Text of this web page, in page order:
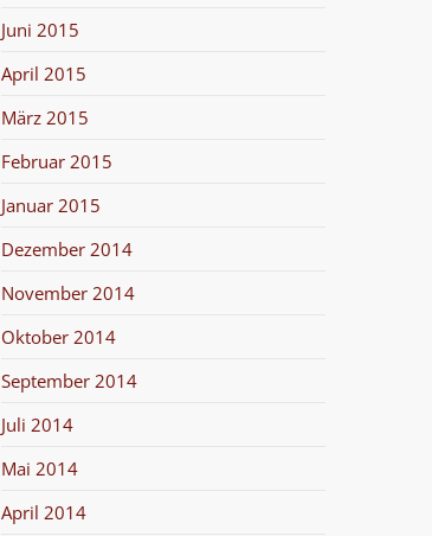
Juni 2015
April 2015
März 2015
Februar 2015
Januar 2015
Dezember 2014
November 2014
Oktober 2014
September 2014
Juli 2014
Mai 2014
April 2014